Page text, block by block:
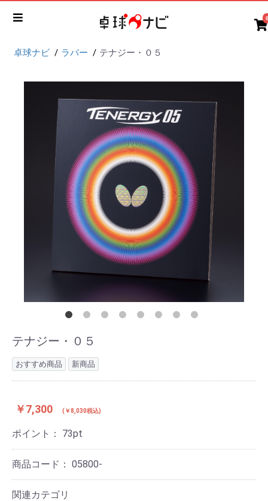
0
卓球ナビ ラバー テナジー・０５
テナジー・０５
おすすめ商品 新商品
￥7,300 (￥8,030税込)
ポイント： 73pt
商品コード： 05800-
関連カテゴリ